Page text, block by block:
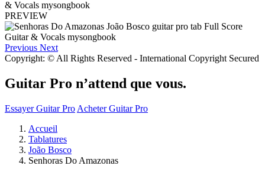
PREVIEW
Previous Next
Copyright: © All Rights Reserved - International Copyright Secured
Guitar Pro n’attend que vous.
Essayer Guitar Pro Acheter Guitar Pro
Accueil
Tablatures
João Bosco
Senhoras Do Amazonas